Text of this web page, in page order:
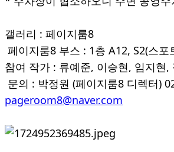
갤러리 : 페이지룸8
페이지룸8 부스 : 1층 A12, S2(스포
참여 작가 : 류예준, 이승현, 임지현,
문의 : 박정원 (페이지룸8 디렉터)
pageroom8@naver.com